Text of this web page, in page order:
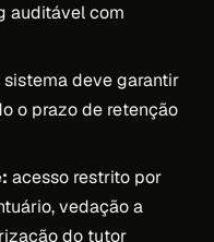
auditável com
sistema deve garantir
o prazo de retenção
acesso restrito por
vedação a
do tutor